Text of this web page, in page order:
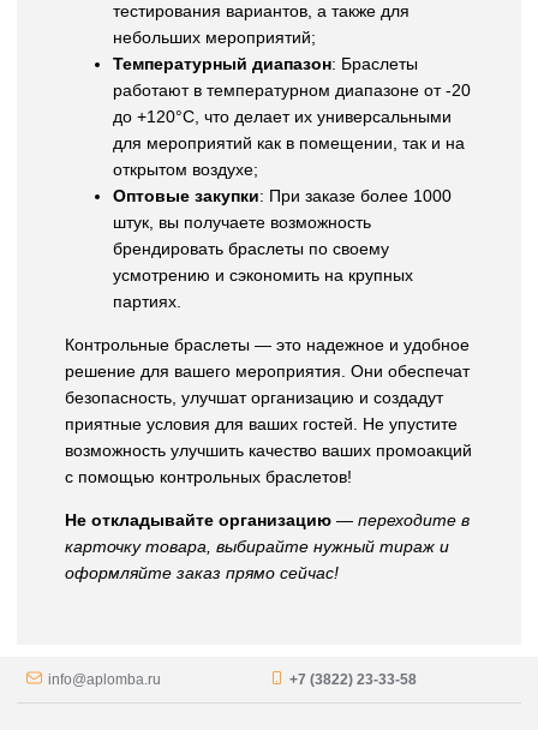
тестирования вариантов, а также для
небольших мероприятий;
Температурный диапазон: Браслеты
работают в температурном диапазоне от -20
до +120°C, что делает их универсальными
для мероприятий как в помещении, так и на
открытом воздухе;
Оптовые закупки: При заказе более 1000
штук, вы получаете возможность
брендировать браслеты по своему
усмотрению и сэкономить на крупных
партиях.
Контрольные браслеты — это надежное и удобное
решение для вашего мероприятия. Они обеспечат
безопасность, улучшат организацию и создадут
приятные условия для ваших гостей. Не упустите
возможность улучшить качество ваших промоакций
с помощью контрольных браслетов!
Не откладывайте организацию — переходите в
карточку товара, выбирайте нужный тираж и
оформляйте заказ прямо сейчас!
info@aplomba.ru +7 (3822) 23-33-58